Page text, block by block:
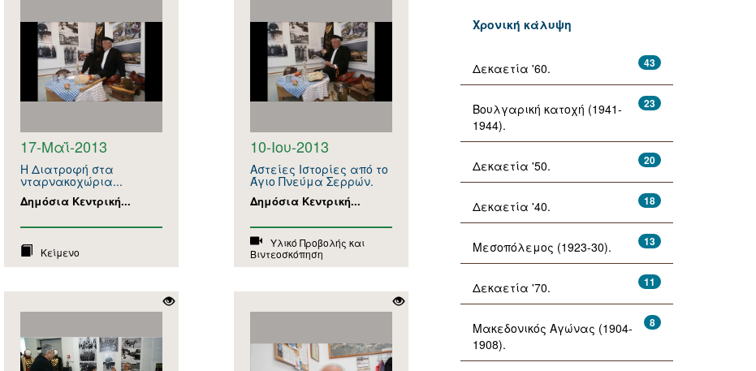
17-Μαΐ-2013
H Διατροφή στα
νταρνακοχώρια...
Δημόσια Κεντρική...
Κείμενο
10-Ιου-2013
Αστείες Ιστορίες από το
Άγιο Πνεύμα Σερρών.
Δημόσια Κεντρική...
Υλικό Προβολής και
Βιντεοσκόπηση
Χρονική κάλυψη
43
Δεκαετία '60.
23
Βουλγαρική κατοχή (1941-
1944).
20
Δεκαετία '50.
18
Δεκαετία '40.
13
Μεσοπόλεμος (1923-30).
11
Δεκαετία '70.
8
Μακεδονικός Αγώνας (1904-
1908).